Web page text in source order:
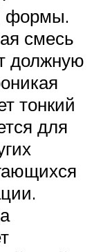
формы.
смесь
должную
тонкий
для